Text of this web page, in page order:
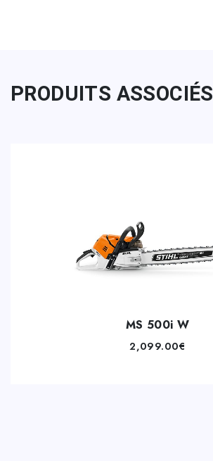
PRODUITS ASSOCIÉS
MS 500i W
2,099.00€